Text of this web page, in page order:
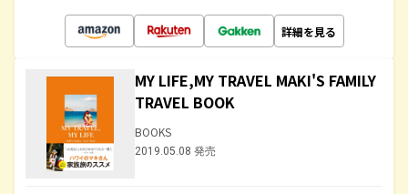
詳細を見る
MY LIFE,MY TRAVEL MAKI'S FAMILY
TRAVEL BOOK
BOOKS
2019.05.08 発売